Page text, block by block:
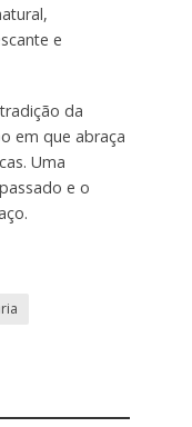
e
da
em que abraça
Uma
e o